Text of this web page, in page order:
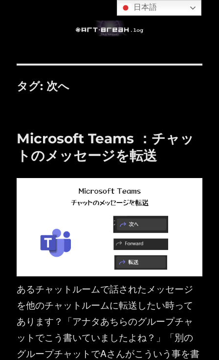
タグ: 次へ
Microsoft Teams ：チャッ
トのメッセージを転送
あるチャットルームで話されたメッセージ
を他のチャットルームに転送したい時って
あります？「アナタあちらのグループチャ
ットでこう書いていましたよね？」「別の
グループチャットでAさんがこういう事を書
日本語